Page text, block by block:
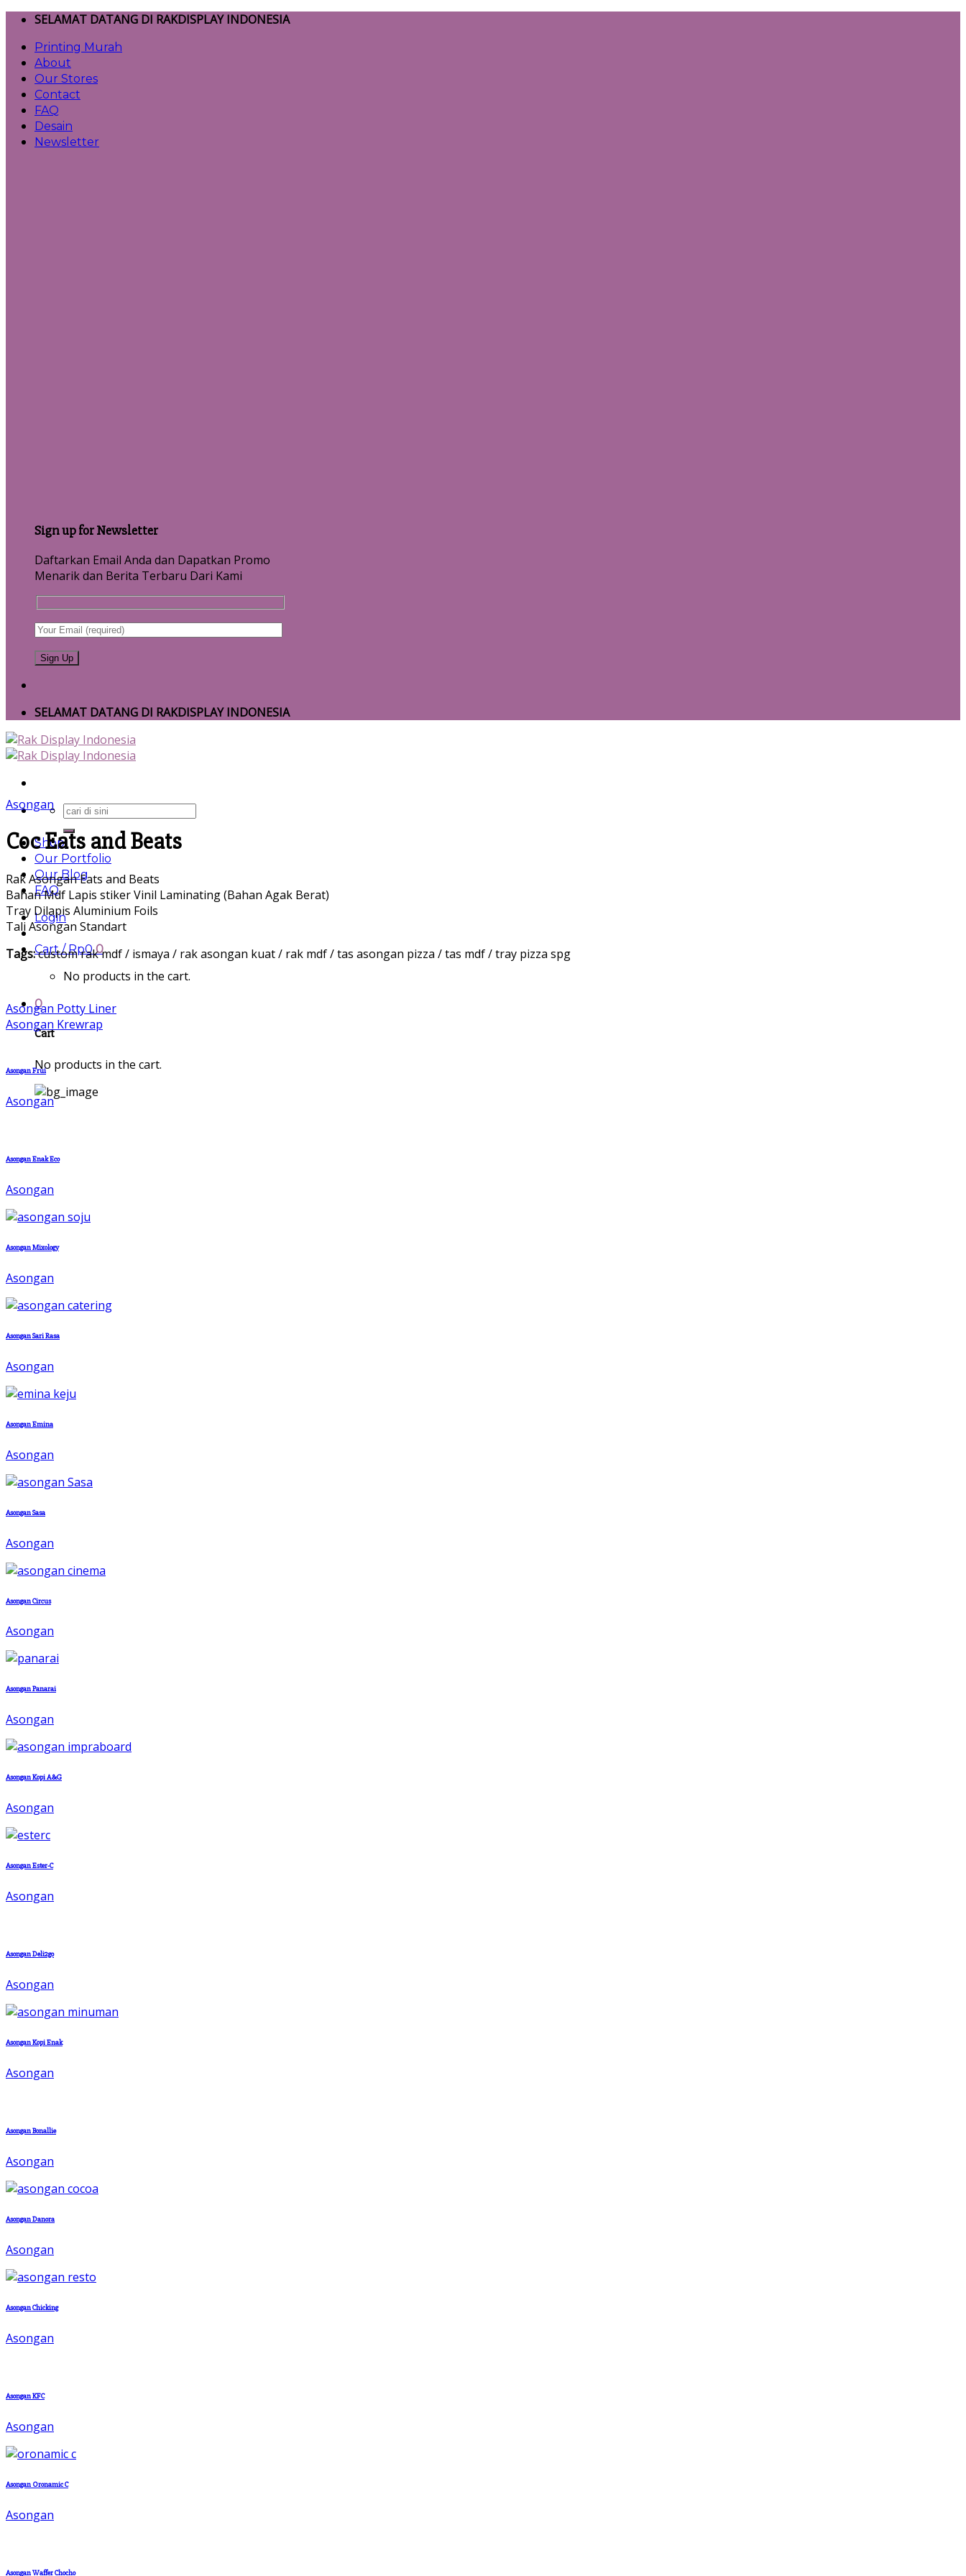
Skip
content
SELAMAT DATANG DI RAKDISPLAY INDONESIA
Printing Murah
About
Our Stores
Contact
FAQ
Desain
Newsletter
Sign up for Newsletter
Daftarkan Email Anda dan Dapatkan Promo
Menarik dan Berita Terbaru Dari Kami
SELAMAT DATANG DI RAKDISPLAY INDONESIA
Search
for:
Shop
Our Portfolio
Our Blog
FAQ
Login
Cart /Rp0 0
No products in the cart.
0
Cart
No products in the cart.
Asongan
Coc Eats and Beats
Rak Asongan Eats and Beats
Bahan Mdf Lapis stiker Vinil Laminating (Bahan Agak Berat)
Tray Dilapis Aluminium Foils
Tali Asongan Standart
Tags:custom rak mdf / ismaya / rak asongan kuat / rak mdf / tas asongan pizza / tas mdf / tray pizza spg
Asongan Potty Liner
Asongan Krewrap
Asongan Frui
Asongan
Asongan Enak Eco
Asongan
Asongan Mixology
Asongan
Asongan Sari Rasa
Asongan
Asongan Emina
Asongan
Asongan Sasa
Asongan
Asongan Circus
Asongan
Asongan Panarai
Asongan
Asongan Kopi A&G
Asongan
Asongan Ester-C
Asongan
Asongan Deli2go
Asongan
Asongan Kopi Enak
Asongan
Asongan Bonallie
Asongan
Asongan Danora
Asongan
Asongan Chicking
Asongan
Asongan KFC
Asongan
Asongan Oronamic C
Asongan
Asongan Waffer Chocho